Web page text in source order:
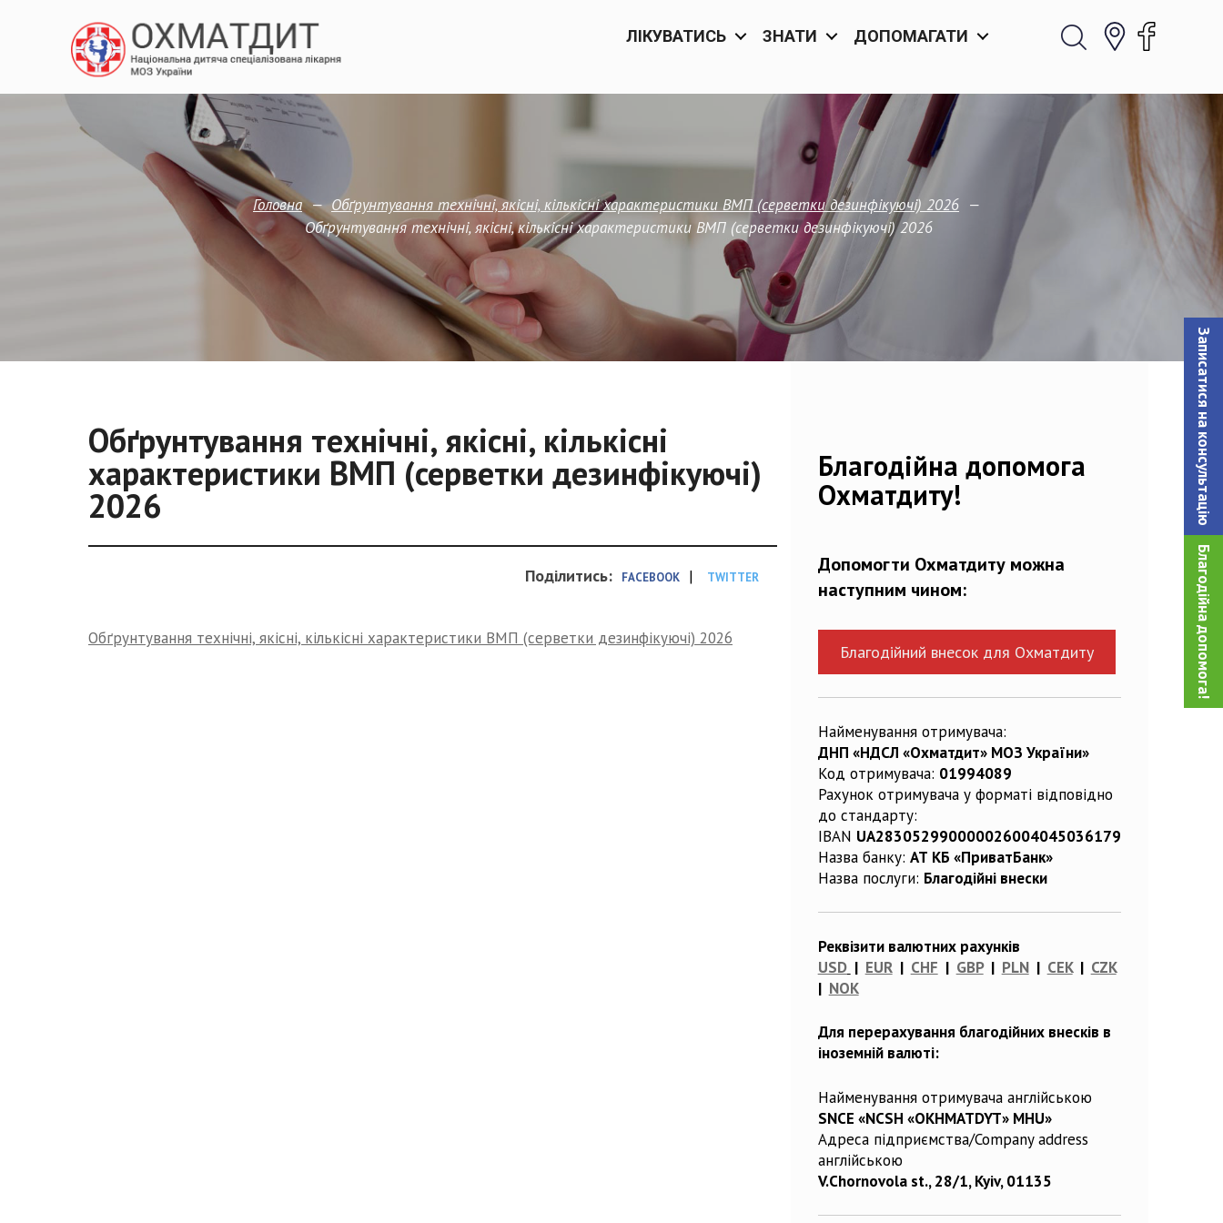
Записатися на консультацiю
Благодійна допомога!
ЛІКУВАТИСЬ ЗНАТИ ДОПОМАГАТИ
Головна — Обґрунтування технічні, якісні, кількісні характеристики ВМП (серветки дезинфікуючі) 2026 —
Обґрунтування технічні, якісні, кількісні характеристики ВМП (серветки дезинфікуючі) 2026
Обґрунтування технічні, якісні, кількісні
характеристики ВМП (серветки дезинфікуючі)
2026
Поділитись: FACEBOOK | TWITTER
Обґрунтування технічні, якісні, кількісні характеристики ВМП (серветки дезинфікуючі) 2026
Благодійна допомога
Охматдиту!
Допомогти Охматдиту можна
наступним чином:
Благодійний внесок для Охматдиту
Найменування отримувача:
ДНП «НДСЛ «Охматдит» МОЗ України»
Код отримувача: 01994089
Рахунок отримувача у форматі відповідно
до стандарту:
IBAN UA283052990000026004045036179
Назва банку: АТ КБ «ПриватБанк»
Назва послуги: Благодійні внески
Реквізити валютних рахунків
USD | EUR| CHF | GBP| PLN| CEK| CZK
| NOK
Для перерахування благодійних внесків в
іноземній валюті:
Найменування отримувача англійською
SNCE «NCSH «OKHMATDYT» MHU»
Адреса підприємства/Company address
англійською
V.Chornovola st., 28/1, Kyiv, 01135